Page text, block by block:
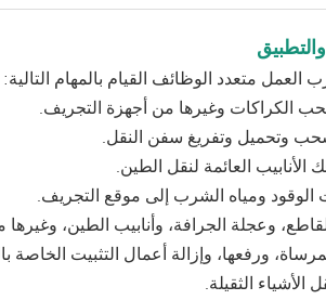
العمل متعدد الوظائف القيام بالمهام التالية:
الكراكات وغيرها من أجهزة التجريف.
وتحميل وتفريغ سفن النقل.
العائمة لنقل الطين.
ومياه الشرب إلى موقع التجريف.
وعجلة الجرافة، وأنابيب الطين، وغيرها
ورفعها، وإزالة أعمال التثبيت الخاصة
الأشياء الثقيلة.